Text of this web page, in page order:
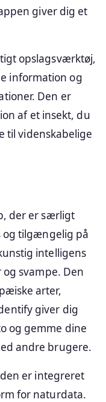
giver dig et
opslagsværktøj,
information og
Den er
af et insekt, du
til videnskabelige
der er særligt
og tilgængelig på
intelligens
svampe. Den
arter,
giver dig
og gemme dine
andre brugere.
er integreret
for naturdata.